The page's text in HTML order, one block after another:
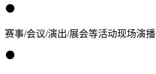
赛事/会议/演出/展会等活动现场演播